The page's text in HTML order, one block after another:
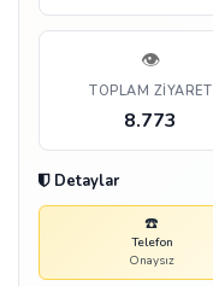
👁️
TOPLAM ZIYARET
8.773
Detaylar
☎️
Telefon
Onaysız